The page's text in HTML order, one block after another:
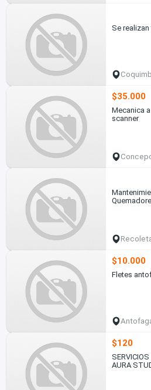
Se
$35.000
Mecanica
scanner
$10.000
Fletes
$120
AURA